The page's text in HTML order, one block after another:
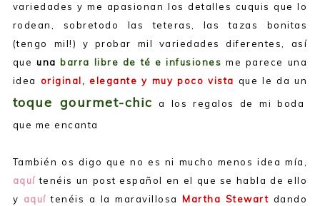
variedades y me apasionan los detalles cuquis que lo
rodean, sobretodo las teteras, las tazas bonitas
(tengo mil!) y probar mil variedades diferentes, así
queuna barra libre de té e infusiones me parece una
idea original, elegante y muy poco vista que le da un
toque gourmet-chic
a los regalos de mi boda
que me encanta
También os digo que no es ni mucho menos idea mía,
aquí tenéis un post español en el que se habla de ello
y aquí tenéis a la maravillosa Martha Stewart dando